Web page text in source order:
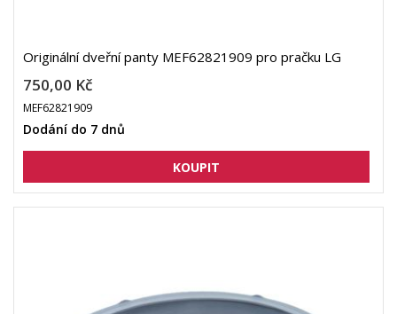
Originální dveřní panty MEF62821909 pro pračku LG
750,00 Kč
MEF62821909
Dodání do 7 dnů